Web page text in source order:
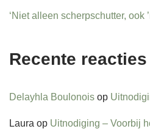
‘Niet alleen scherpschutter, ook
Recente reacties
Delayhla Boulonois op
Laura op Uitnodiging – Voorbij